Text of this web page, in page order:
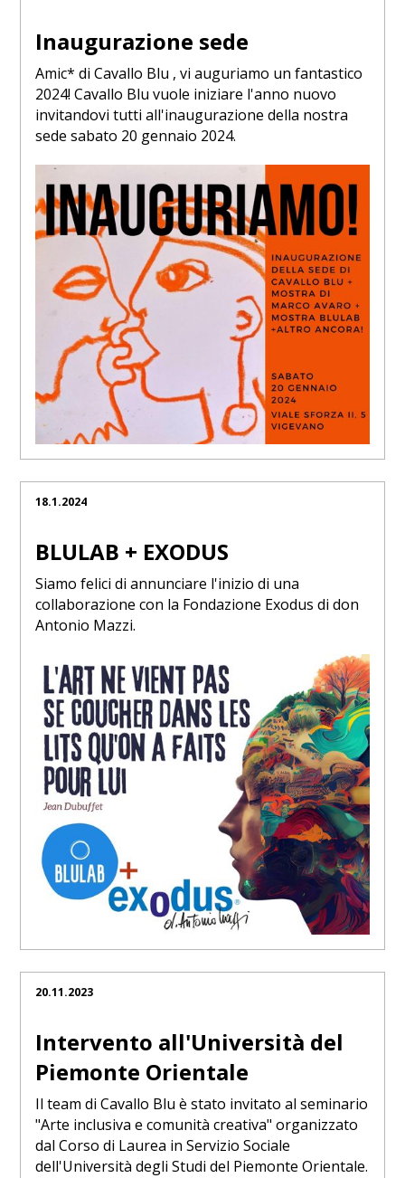
Inaugurazione sede
Amic* di Cavallo Blu , vi auguriamo un fantastico
2024! Cavallo Blu vuole iniziare l'anno nuovo
invitandovi tutti all'inaugurazione della nostra
sede sabato 20 gennaio 2024.
18.1.2024
BLULAB + EXODUS
Siamo felici di annunciare l'inizio di una
collaborazione con la Fondazione Exodus di don
Antonio Mazzi.
20.11.2023
Intervento all'Università del
Piemonte Orientale
Il team di Cavallo Blu è stato invitato al seminario
"Arte inclusiva e comunità creativa" organizzato
dal Corso di Laurea in Servizio Sociale
dell'Università degli Studi del Piemonte Orientale.